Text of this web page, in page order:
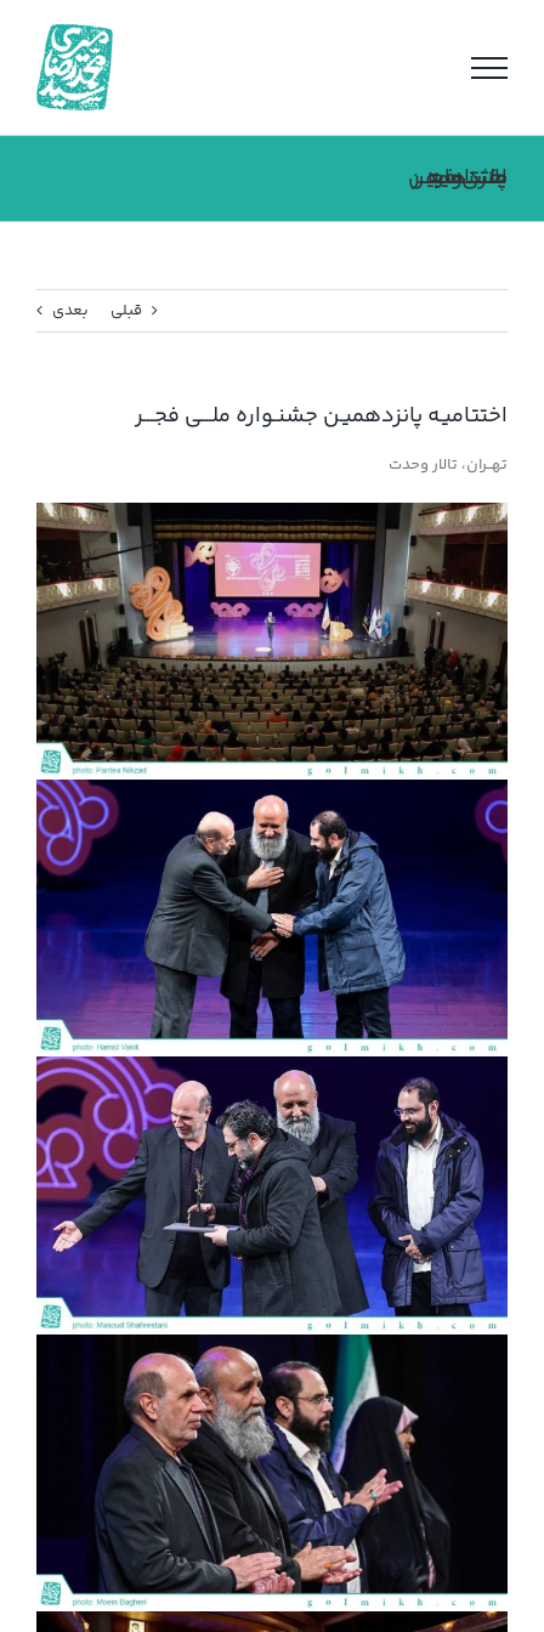
اختتامیـه پانزدهمیـن جشنـواره ملـــی فجـــر
قبلی بعدی
اختتامیـه پانزدهمیـن جشنـواره ملـــی فجـــر
تهــران، تالار وحدت